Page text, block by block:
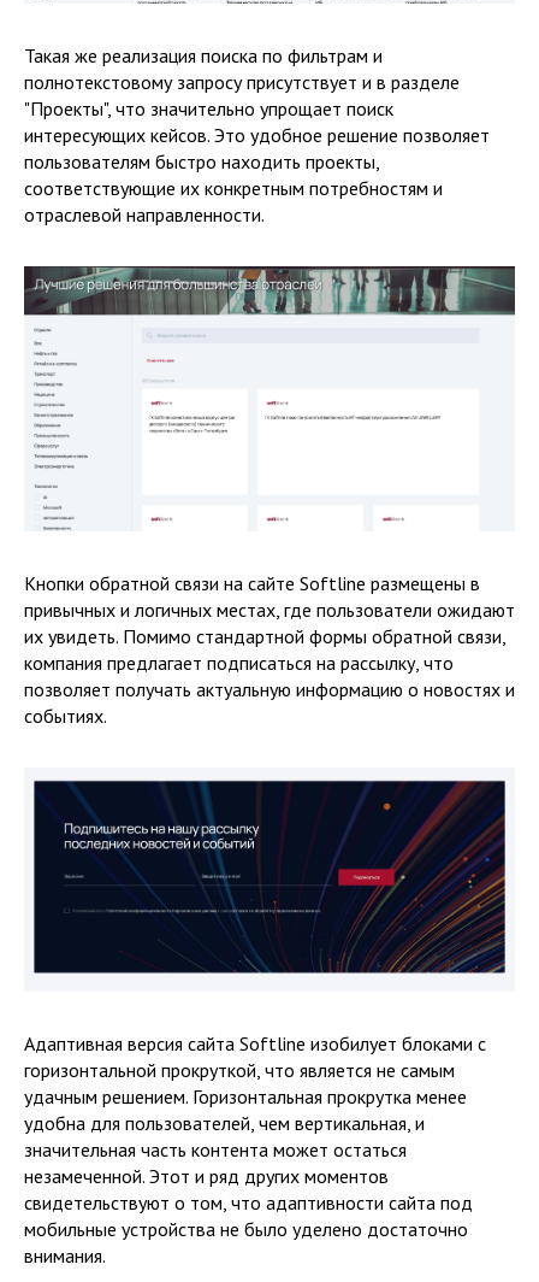
Такая же реализация поиска по фильтрам и
полнотекстовому запросу присутствует и в разделе
"Проекты", что значительно упрощает поиск
интересующих кейсов. Это удобное решение позволяет
пользователям быстро находить проекты,
соответствующие их конкретным потребностям и
отраслевой направленности.
Кнопки обратной связи на сайте Softline размещены в
привычных и логичных местах, где пользователи ожидают
их увидеть. Помимо стандартной формы обратной связи,
компания предлагает подписаться на рассылку, что
позволяет получать актуальную информацию о новостях и
событиях.
Адаптивная версия сайта Softline изобилует блоками с
горизонтальной прокруткой, что является не самым
удачным решением. Горизонтальная прокрутка менее
удобна для пользователей, чем вертикальная, и
значительная часть контента может остаться
незамеченной. Этот и ряд других моментов
свидетельствуют о том, что адаптивности сайта под
мобильные устройства не было уделено достаточно
внимания.